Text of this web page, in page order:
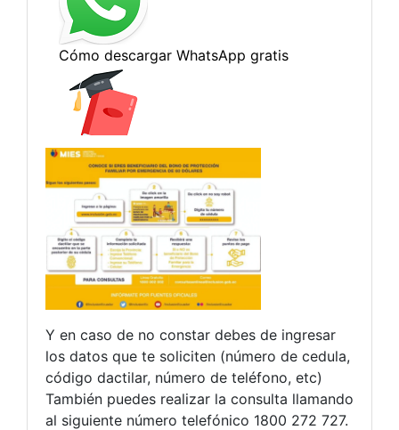
Y en caso de no constar debes de ingresar
los datos que te soliciten (número de cedula,
código dactilar, número de teléfono, etc)
También puedes realizar la consulta llamando
al siguiente número telefónico 1800 272 727.